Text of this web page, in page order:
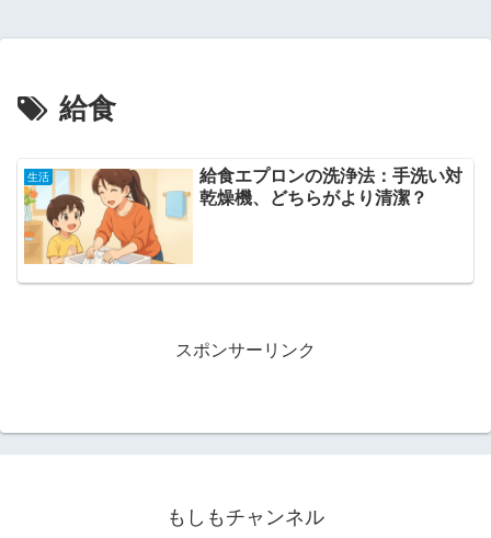
給食
生活
給食エプロンの洗浄法：手洗い対
乾燥機、どちらがより清潔？
スポンサーリンク
もしもチャンネル